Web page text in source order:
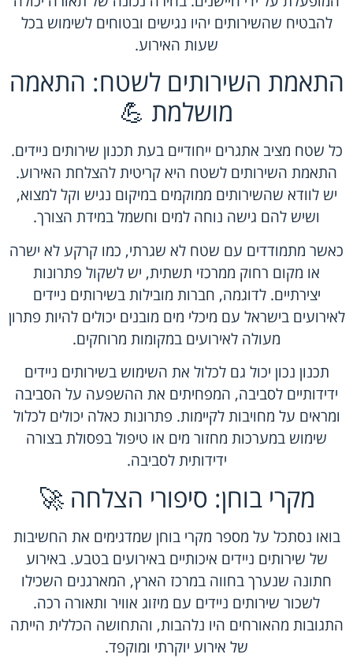
להבטיח שהשירותים יהיו נגישים ובטוחים לשימוש בכל
שעות האירוע.
התאמת השירותים לשטח: התאמה
מושלמת 💪
כל שטח מציב אתגרים ייחודיים בעת תכנון שירותים ניידים.
התאמת השירותים לשטח היא קריטית להצלחת האירוע.
יש לוודא שהשירותים ממוקמים במיקום נגיש וקל למצוא,
ושיש להם גישה נוחה למים וחשמל במידת הצורך.
כאשר מתמודדים עם שטח לא שגרתי, כמו קרקע לא ישרה
או מקום רחוק ממרכזי תשתית, יש לשקול פתרונות
יצירתיים. לדוגמה, חברות מובילות בשירותים ניידים
לאירועים בישראל עם מיכלי מים מובנים יכולים להיות פתרון
מעולה לאירועים במקומות מרוחקים.
תכנון נכון יכול גם לכלול את השימוש בשירותים ניידים
ידידותיים לסביבה, המפחיתים את ההשפעה על הסביבה
ומראים על מחויבות לקיימות. פתרונות כאלה יכולים לכלול
שימוש במערכות מחזור מים או טיפול בפסולת בצורה
ידידותית לסביבה.
מקרי בוחן: סיפורי הצלחה 🚀
בואו נסתכל על מספר מקרי בוחן שמדגימים את החשיבות
של שירותים ניידים איכותיים באירועים בטבע. באירוע
חתונה שנערך בחווה במרכז הארץ, המארגנים השכילו
לשכור שירותים ניידים עם מיזוג אוויר ותאורה רכה.
התגובות מהאורחים היו נלהבות, והתחושה הכללית הייתה
של אירוע יוקרתי ומוקפד.